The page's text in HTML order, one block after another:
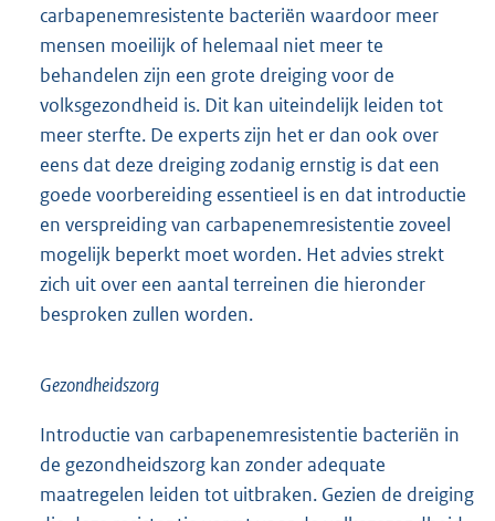
toe.
Het RIVM is van mening dat het feit dat steeds meer
kwetsbare mensen blootgesteld worden aan
carbapenemresistente bacteriën waardoor meer
mensen moeilijk of helemaal niet meer te
behandelen zijn een grote dreiging voor de
volksgezondheid is. Dit kan uiteindelijk leiden tot
meer sterfte. De experts zijn het er dan ook over
eens dat deze dreiging zodanig ernstig is dat een
goede voorbereiding essentieel is en dat introductie
zich uit over een aantal terreinen die hieronder
besproken zullen worden.
Gezondheidszorg